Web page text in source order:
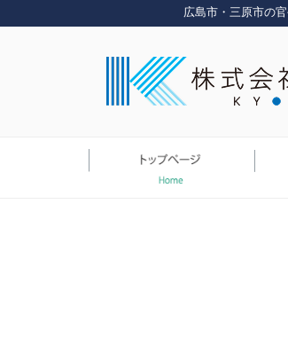
ン
広島市・三原市の